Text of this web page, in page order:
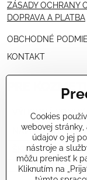
ZÁSADY OCHRANY
DOPRAVA A PLATBA
OBCHODNÉ
KONTAKT
PRE
VÝHODNÁ
NÁVODY
ŠKOLENIE
Cookies
webovej
údajov o jej
nástroje a
môžu preniesť k
Kliknutím na